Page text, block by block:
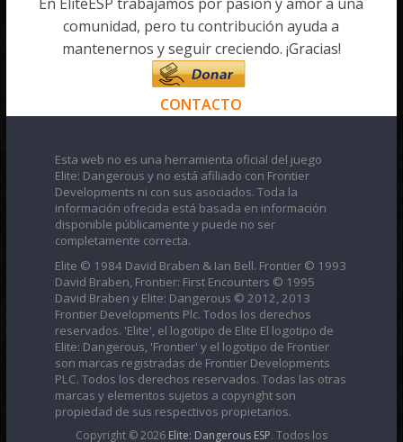
comunidad, pero tu contribución ayuda a
mantenernos y seguir creciendo. ¡Gracias!
CONTACTO
Esta web no es una herramienta oficial del juego
Elite: Dangerous y no está afiliado con Frontier
Developments ni con sus asociados. Toda la
información ofrecida está basada en información
disponible públicamente y puede no ser
completamente correcta.
Elite © 1984 David Braben & Ian Bell. Frontier © 1993
David Braben, Frontier: First Encounters © 1995
David Braben y Elite: Dangerous © 2012, 2013
Frontier Developments Plc. Todos los derechos
reservados. 'Elite', el logotipo de Elite El logotipo de
Elite: Dangerous, 'Frontier' y el logotipo de Frontier
son marcas registradas de Frontier Developments
PLC. Todos los derechos reservados. Todas las otras
marcas y elementos sujetos a copyright son
propiedad de sus respectivos propietarios.
Copyright © 2026 Elite: Dangerous ESP. Todos los